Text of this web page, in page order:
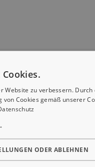
Website zu verbessern. Durch
Cookies gemäß unserer
ODER ABLEHNEN